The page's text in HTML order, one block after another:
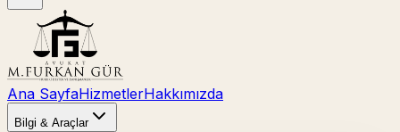
Ana SayfaHizmetlerHakkımızda
Bilgi & Araçlar